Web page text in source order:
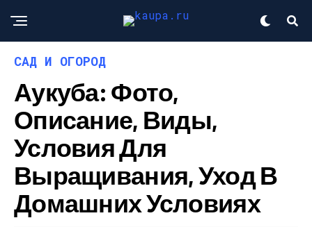
САД И ОГОРОД
Аукуба: Фото,
Описание, Виды,
Условия Для
Выращивания, Уход В
Домашних Условиях